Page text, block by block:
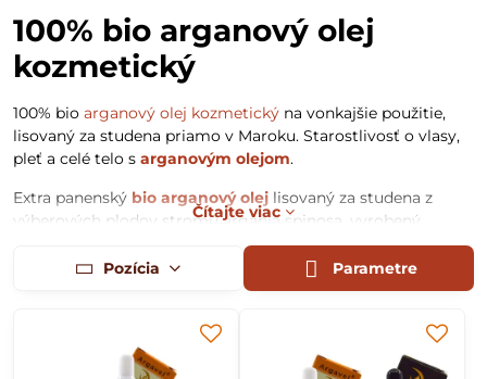
100% bio arganový olej
kozmetický
100% bio arganový olej kozmetický na vonkajšie použitie,
lisovaný za studena priamo v Maroku. Starostlivosť o vlasy,
pleť a celé telo s arganovým olejom.
Extra panenský bio arganový olej lisovaný za studena z
výberových plodov stromu argania spinosa, vyrobený,
plnený a balený výhradne priamo vMarokuv ženskej
manufaktúre v prísne hygienických podmienkach.
pridané zložky okrem čistého vylisovaného prírodného
arganového oleja.
Čítajte viac
Pozícia Parametre